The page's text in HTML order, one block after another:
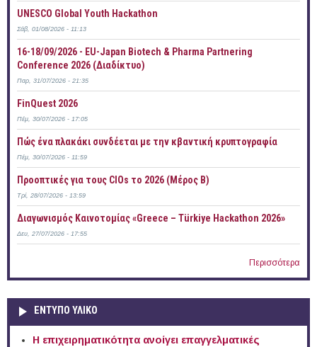
UNESCO Global Youth Hackathon
Σάβ, 01/08/2026 - 11:13
16-18/09/2026 - EU-Japan Biotech & Pharma Partnering
Conference 2026 (Διαδίκτυο)
Παρ, 31/07/2026 - 21:35
FinQuest 2026
Πέμ, 30/07/2026 - 17:05
Πώς ένα πλακάκι συνδέεται με την κβαντική κρυπτογραφία
Πέμ, 30/07/2026 - 11:59
Προοπτικές για τους CIOs το 2026 (Μέρος Β)
Τρί, 28/07/2026 - 13:59
Διαγωνισμός Καινοτομίας «Greece – Türkiye Hackathon 2026»
Δευ, 27/07/2026 - 17:55
Περισσότερα
ΕΝΤΥΠΟ ΥΛΙΚΟ
Η επιχειρηματικότητα ανοίγει επαγγελματικές